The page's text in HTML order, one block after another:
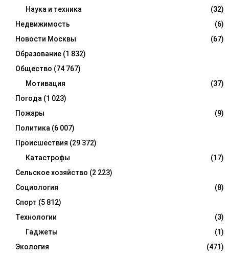
Наука и техника
(32)
Недвижимость
(6)
Новости Москвы
(67)
Образование (1 832)
Общество (74 767)
Мотивация
(37)
Погода (1 023)
Пожары
(9)
Политика (6 007)
Происшествия (29 372)
Катастрофы
(17)
Сельское хозяйство (2 223)
Социология
(8)
Спорт (5 812)
Технологии
(3)
Гаджеты
(1)
Экология
(471)